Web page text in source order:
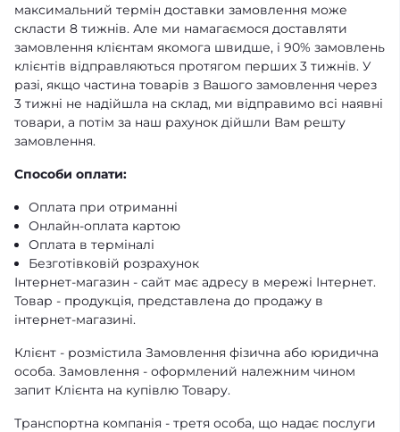
максимальний термін доставки замовлення може
скласти 8 тижнів. Але ми намагаємося доставляти
замовлення клієнтам якомога швидше, і 90% замовлень
клієнтів відправляються протягом перших 3 тижнів. У
разі, якщо частина товарів з Вашого замовлення через
3 тижні не надійшла на склад, ми відправимо всі наявні
товари, а потім за наш рахунок дійшли Вам решту
замовлення.
Способи оплати:
Оплата при отриманні
Онлайн-оплата картою
Оплата в терміналі
Безготівковій розрахунок
Інтернет-магазин - сайт має адресу в мережі Інтернет.
Товар - продукція, представлена ​​до продажу в
інтернет-магазині.
Клієнт - розмістила Замовлення фізична або юридична
особа. Замовлення - оформлений належним чином
запит Клієнта на купівлю Товару.
Транспортна компанія - третя особа, що надає послуги